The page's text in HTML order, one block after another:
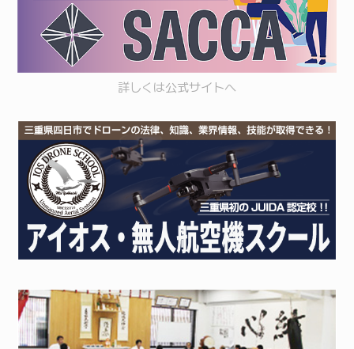
詳しくは公式サイトへ